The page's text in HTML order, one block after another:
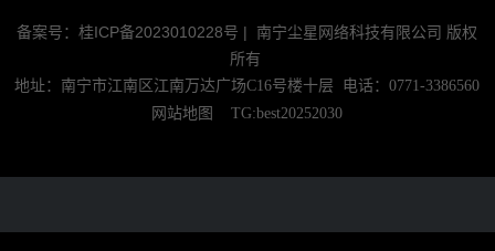
备案号：桂ICP备2023010228号 |
南宁尘星网络科技有限公司 版权
所有
地址：南宁市江南区江南万达广场C16号楼十层 电话：0771-3386560
网站地图 TG:best20252030